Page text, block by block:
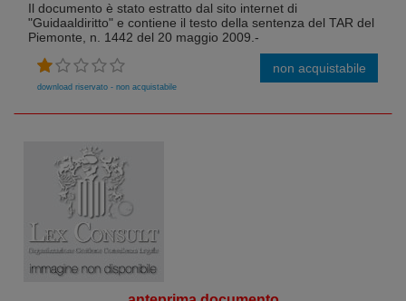
Il documento è stato estratto dal sito internet di
"Guidaaldiritto" e contiene il testo della sentenza del TAR del
Piemonte, n. 1442 del 20 maggio 2009.-
download riservato - non acquistabile
non acquistabile